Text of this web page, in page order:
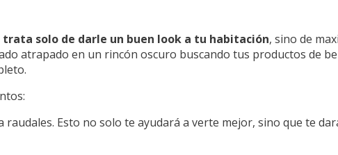
trata solo de darle un buen look a tu habitación, sino de
atrapado en un rincón oscuro buscando tus productos de
Esto no solo te ayudará a verte mejor, sino que te